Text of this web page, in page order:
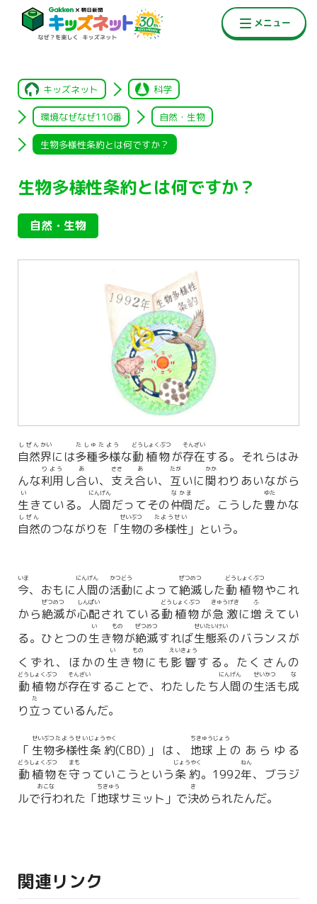
キッズネット 科学
環境なぜなぜ110番 自然・生物
生物多様性条約とは何ですか？
生物多様性条約とは何ですか？
自然・生物
自然
しぜん
界
かい
には多種
たしゅ
多様
たよう
な動植物
どうしょくぶつ
が存在
そんざい
する。それらはみ
んな利用
りよう
し合
あ
い、 支
ささ
え合
あ
い、 互
たが
いに関
かか
わりあいながら
生
い
きている。 人間
にんげん
だってその仲間
なかま
だ。こうした豊
ゆた
かな
自然
しぜん
のつながりを「生物
せいぶつ
の多様性
たようせい
」という。
今
いま
、おもに人間
にんげん
の活動
かつどう
によって絶滅
ぜつめつ
した動植物
どうしょくぶつ
やこれ
から絶滅
ぜつめつ
が心配
しんぱい
されている動植物
どうしょくぶつ
が急激
きゅうげき
に増
ふ
えてい
る。ひとつの生
い
き物
もの
が絶滅
ぜつめつ
すれば生態系
せいたいけい
のバランスが
くずれ、ほかの生
い
き物
もの
にも影響
えいきょう
する。たくさんの
動植物
どうしょくぶつ
が存在
そんざい
することで、わたしたち人間
にんげん
の生活
せいかつ
も成
な
り立
た
っているんだ。
「 生物
せいぶつ
多様性
たようせい
条約
じょうやく
(CBD)」は、 地球
ちきゅう
上
じょう
のあらゆる
動植物
どうしょくぶつ
を守
まも
っていこうという条約
じょうやく
。1992年
ねん
、ブラジ
ルで行
おこな
われた「地球
ちきゅう
サミット」で決
き
められたんだ。
関連リンク